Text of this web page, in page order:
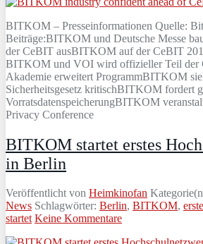
BITKOM – Presseinformationen Quelle:
Beiträge:BITKOM und Deutsche Messe
der CeBIT ausBITKOM auf der CeBIT
BITKOM und VOI wird offizieller Teil
Akademie erweitert ProgrammBITKOM
Sicherheitsgesetz kritischBITKOM fordert
VorratsdatenspeicherungBITKOM
Privacy Conference
BITKOM startet erstes
in Berlin
Veröffentlicht von Heimkinofan
News Schlagwörter: Berlin, BITKOM,
startet Keine Kommentare